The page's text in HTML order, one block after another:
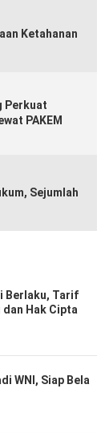
Ketahanan
Perkuat
PAKEM
Sejumlah
Berlaku, Tarif
dan Hak Cipta
WNI, Siap Bela